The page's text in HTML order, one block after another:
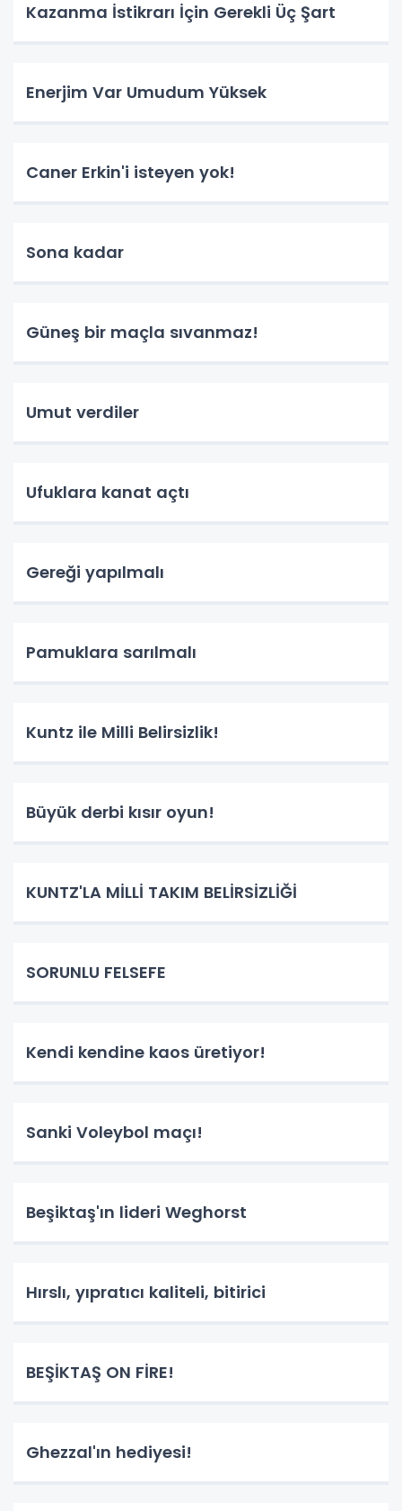
Kazanma İstikrarı İçin Gerekli Üç Şart
Enerjim Var Umudum Yüksek
Caner Erkin'i isteyen yok!
Sona kadar
Güneş bir maçla sıvanmaz!
Umut verdiler
Ufuklara kanat açtı
Gereği yapılmalı
Pamuklara sarılmalı
Kuntz ile Milli Belirsizlik!
Büyük derbi kısır oyun!
KUNTZ'LA MİLLİ TAKIM BELİRSİZLİĞİ
SORUNLU FELSEFE
Kendi kendine kaos üretiyor!
Sanki Voleybol maçı!
Beşiktaş'ın lideri Weghorst
Hırslı, yıpratıcı kaliteli, bitirici
BEŞİKTAŞ ON FİRE!
Ghezzal'ın hediyesi!